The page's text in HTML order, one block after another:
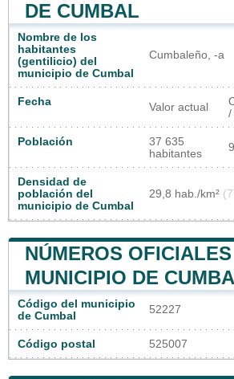
DE CUMBAL
Nombre de los
habitantes
(gentilicio) del
municipio de Cumbal
Cumbaleño, -a
Fecha Valor actual
/
Población
37 635
habitantes
Densidad de
población del
municipio de Cumbal
29,8 hab./km²
NÚMEROS
MUNICIPIO DE
Código del municipio
de Cumbal
52227
Código postal 525007